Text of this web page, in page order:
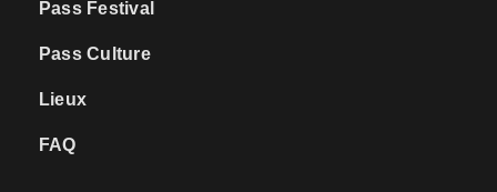
Pass Festival
Pass Culture
Lieux
FAQ